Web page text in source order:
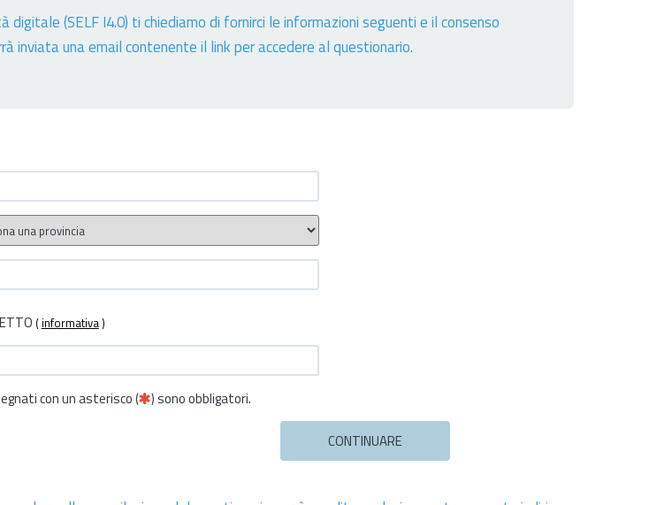
(SELF I4.0) ti chiediamo di fornirci le informazioni seguenti e il consenso
una email contenente il link per accedere al questionario.
( informativa)
con un asterisco (
) sono obbligatori.